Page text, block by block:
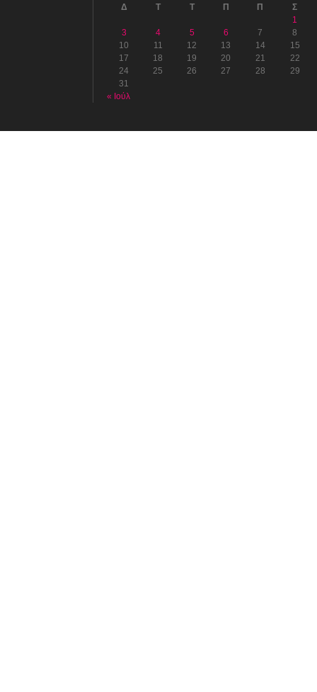
Δ
Τ Τ Π Π
Σ
1
3
4 5 6 7
8
10
11 12 13 14
15
17
18 19 20 21
22
24
25 26 27 28
29
31
« Ιούλ